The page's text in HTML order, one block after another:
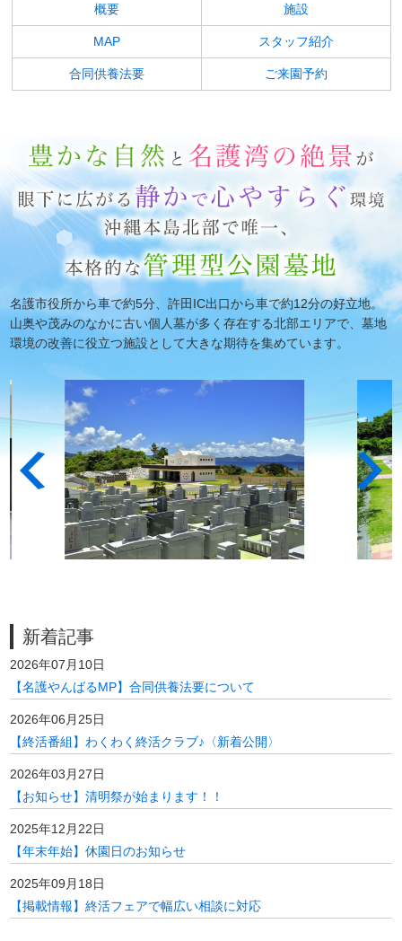
概要 施設
MAP スタッフ紹介
合同供養法要 ご来園予約
名護­市役所から車で約5分、許田IC出口から車で約12分の好立地。
山奥や茂みのなかに古い個人墓が多く存在する北部エリアで、墓地
環境の改善に役立つ施設として大きな期待を集めています。
新着記事
2026年07月10日
【名護やんばるMP】合同供養法要について
2026年06月25日
【終活番組】わくわく終活クラブ♪〈新着公開〉
2026年03月27日
【お知らせ】清明祭が始まります！！
2025年12月22日
【年末年始】休園日のお知らせ
2025年09月18日
【掲載情報】終活フェアで幅広い相談に対応